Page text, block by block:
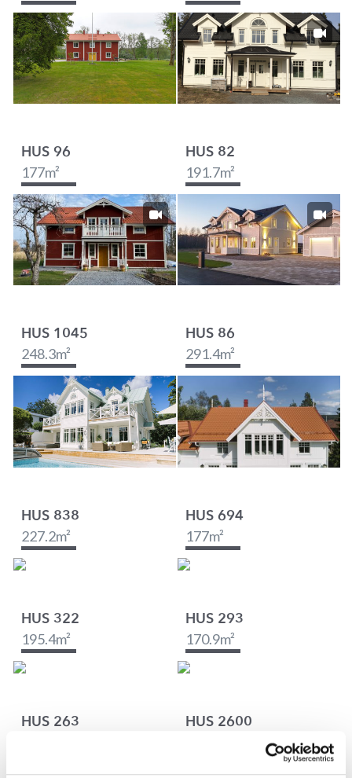
HUS 96
177m²
HUS 82
191.7m²
HUS 1045
248.3m²
HUS 86
291.4m²
HUS 838
227.2m²
HUS 694
177m²
HUS 322
195.4m²
HUS 293
170.9m²
HUS 263 HUS 2600